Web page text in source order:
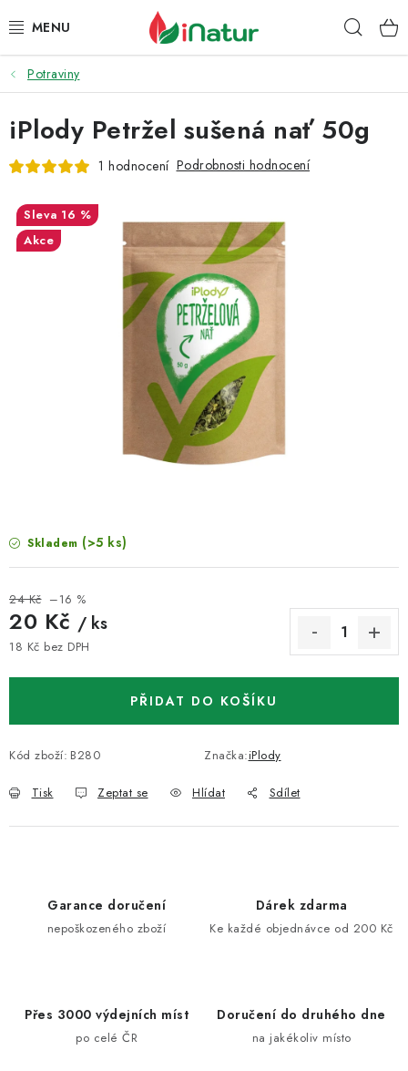
na
POTRAVINY
OŘECHY A SUŠENÉ PLODY
SNACKY
NÁPOJE
EKO DROGERIE A KOSMETIKA
Podmínky ochrany osobních údajů
Potraviny
Skladem (>5 ks)
24 Kč –16 %
20 Kč / ks
18 Kč bez DPH
PŘIDAT DO KOŠÍKU
Kód zboží: B280 Značka:iPlody
Tisk Zeptat se Hlídat Sdílet
iPlody Petržel sušená nať 50g
1 hodnocení Podrobnosti hodnocení
16 %
Akce
Garance doručení
nepoškozeného zboží
Dárek zdarma
Ke každé objednávce od 200 Kč
Přes 3000 výdejních míst
po celé ČR
Doručení do druhého dne
na jakékoliv místo